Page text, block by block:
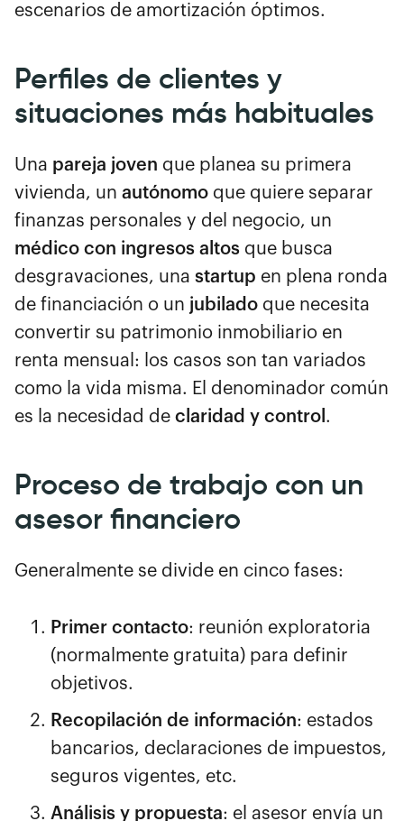
escenarios de amortización óptimos.
Perfiles de clientes y
situaciones más habituales
Una pareja joven que planea su primera
vivienda, un autónomo que quiere separar
finanzas personales y del negocio, un
médico con ingresos altos que busca
desgravaciones, una startup en plena ronda
de financiación o un jubilado que necesita
convertir su patrimonio inmobiliario en
renta mensual: los casos son tan variados
como la vida misma. El denominador común
es la necesidad de claridad y control .
Proceso de trabajo con un
asesor financiero
Generalmente se divide en cinco fases:
Primer contacto: reunión exploratoria
(normalmente gratuita) para definir
objetivos.
Recopilación de información: estados
bancarios, declaraciones de impuestos,
seguros vigentes, etc.
Análisis y propuesta: el asesor envía un